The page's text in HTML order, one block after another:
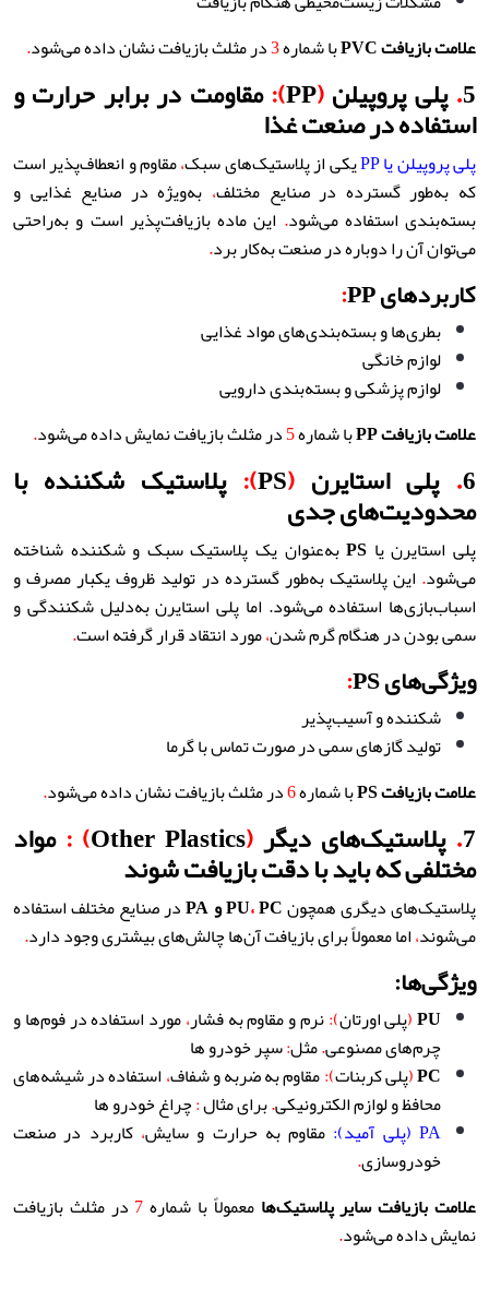
علامت بازیافت
با شماره در مثلث بازیافت نشان داده می‌شود.
5
.پلی پروپیلن(
PP
): مقاومت در برابر حرارت و
استفاده در صنعت غذا
پلی پروپیلن یا PP یکی از پلاستیک‌های سبک،مقاوم و انعطاف‌پذیر است
که به‌طور گسترده در صنایع مختلف، به‌ویژه در صنایع غذایی و
بسته‌بندی استفاده می‌شود. این ماده بازیافت‌پذیر است و به‌راحتی
می‌توان آن را دوباره در صنعت به‌کار برد.
کاربردهای PP :
بطری‌ها و بسته‌بندی‌های مواد غذایی
لوازم خانگی
لوازم پزشکی و بسته‌بندی دارویی
علامت بازیافت
با شماره5در مثلث بازیافت نمایش داده می‌شود.
6
. پلی استایرن (
PS
):پلاستیک شکننده با
محدودیت‌های جدی
پلی استایرن یا PSبه‌عنوان یک پلاستیک سبک و شکننده شناخته
می‌شود. این پلاستیک به‌طور گسترده در تولید ظروف یکبار مصرف و
اسباب‌بازی‌ها استفاده می‌شود. اما پلی استایرن به‌دلیل شکنندگی و
سمی بودن در هنگام گرم شدن،مورد انتقاد قرار گرفته است.
ویژگی‌های PS :
شکننده و آسیب‌پذیر
تولید گازهای سمی در صورت تماس با گرما
علامت بازیافت
با شماره6در مثلث بازیافت نشان داده می‌شود.
7
. پلاستیک‌های دیگر(
Other Plastics
) :مواد
مختلفی که باید با دقت بازیافت شوند
پلاستیک‌های دیگری همچون PU،PC و
در صنایع مختلف استفاده
می‌شوند،اما معمولاً برای بازیافت آن‌ها چالش‌های بیشتری وجود دارد.
ویژگی‌ها:
PU
(پلی اورتان):نرم و مقاوم به فشار،مورد استفاده در فوم‌ها و
چرم‌های مصنوعی.مثل:سپر خودرو ها
PC
(پلی کربنات):مقاوم به ضربه و شفاف،استفاده در شیشه‌های
محافظ و لوازم الکترونیکی.برای مثال:چراغ خودرو ها
PA (پلی آمید):
مقاوم به حرارت و سایش، کاربرد در صنعت
خودروسازی.
علامت بازیافت سایر پلاستیک‌ها معمولاً با شماره7 در مثلث بازیافت
نمایش داده می‌شود.